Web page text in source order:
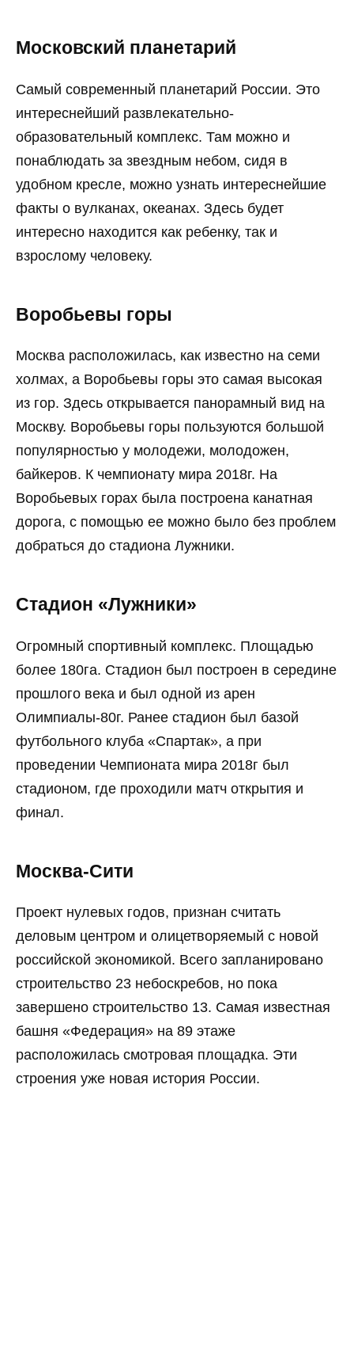
Московский планетарий
Самый современный планетарий России. Это
интереснейший развлекательно-
образовательный комплекс. Там можно и
понаблюдать за звездным небом, сидя в
удобном кресле, можно узнать интереснейшие
факты о вулканах, океанах. Здесь будет
интересно находится как ребенку, так и
взрослому человеку.
Воробьевы горы
Москва расположилась, как известно на семи
холмах, а Воробьевы горы это самая высокая
из гор. Здесь открывается панорамный вид на
Москву. Воробьевы горы пользуются большой
популярностью у молодежи, молодожен,
байкеров. К чемпионату мира 2018г. На
Воробьевых горах была построена канатная
дорога, с помощью ее можно было без проблем
добраться до стадиона Лужники.
Стадион «Лужники»
Огромный спортивный комплекс. Площадью
более 180га. Стадион был построен в середине
прошлого века и был одной из арен
Олимпиалы-80г. Ранее стадион был базой
футбольного клуба «Спартак», а при
проведении Чемпионата мира 2018г был
стадионом, где проходили матч открытия и
финал.
Москва-Сити
Проект нулевых годов, признан считать
деловым центром и олицетворяемый с новой
российской экономикой. Всего запланировано
строительство 23 небоскребов, но пока
завершено строительство 13. Самая известная
башня «Федерация» на 89 этаже
расположилась смотровая площадка. Эти
строения уже новая история России.